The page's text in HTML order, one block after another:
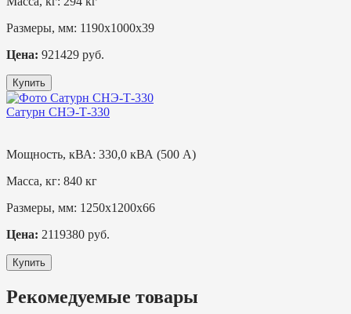
Размеры, мм: 1190х1000х39
Цена: 921429 руб.
Купить
Сатурн СНЭ-Т-330
Мощность, кВА: 330,0 кВА (500 А)
Масса, кг: 840 кг
Размеры, мм: 1250х1200х66
Цена: 2119380 руб.
Купить
Рекомедуемые товары